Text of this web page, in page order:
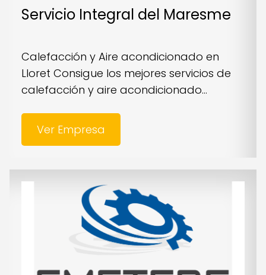
Servicio Integral del Maresme
Calefacción y Aire acondicionado en
Lloret Consigue los mejores servicios de
calefacción y aire acondicionado...
Ver Empresa